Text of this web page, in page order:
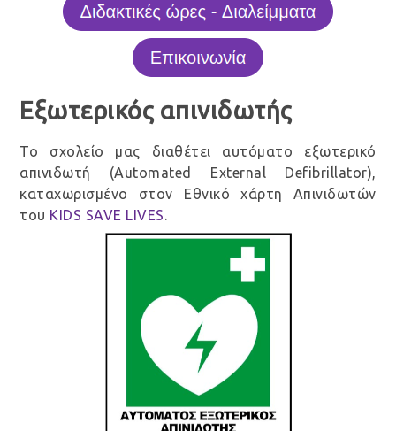
Εξωτερικός απινιδωτής
Το σχολείο μας διαθέτει αυτόματο εξωτερικό
απινιδωτή (Automated External Defibrillator),
καταχωρισμένο στον Εθνικό χάρτη Απινιδωτών
του KIDS SAVE LIVES.